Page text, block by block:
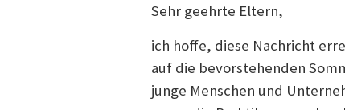
Sehr geehrte Eltern,
ich hoffe, diese Nachricht
auf die bevorstehenden
junge Menschen und